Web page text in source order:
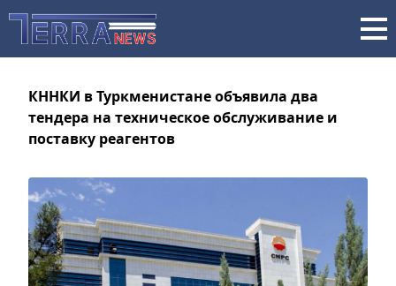
КННКИ в Туркменистане объявила два
тендера на техническое обслуживание и
поставку реагентов